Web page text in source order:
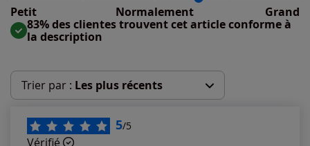
Petit
Normalement Grand
Taille grand : 33%
83% des clientes trouvent cet article conforme à
la description
Trier par : Les plus récents
Les plus récents 5/5
Vérifié